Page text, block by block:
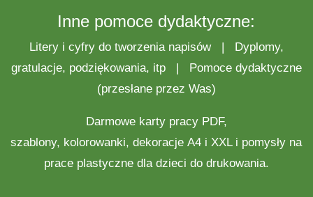
Inne pomoce dydaktyczne:
Litery i cyfry do tworzenia napisów|
Dyplomy,
gratulacje, podziękowania, itp|
Pomoce dydaktyczne
(przesłane przez Was)
Darmowe karty pracyPDF,
szablony, kolorowanki,dekoracje A4 i XXL i pomysły na
prace plastycznedla dzieci do drukowania.